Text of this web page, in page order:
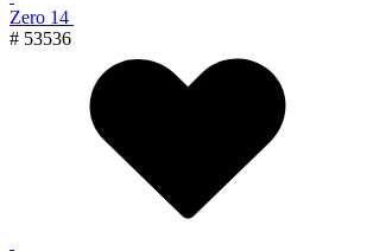
Zero 14
# 53536